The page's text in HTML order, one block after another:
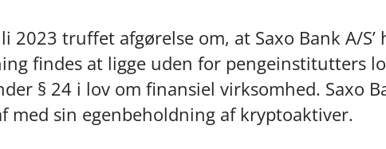
2023 truffet afgørelse om, at Saxo Bank A/S’
findes at ligge uden for pengeinstitutters
§ 24 i lov om finansiel virksomhed. Saxo
med sin egenbeholdning af kryptoaktiver.